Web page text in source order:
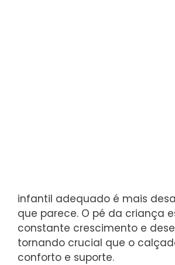
infantil adequado é mais
que parece. O pé da criança
constante crescimento e
tornando crucial que o
conforto e suporte.